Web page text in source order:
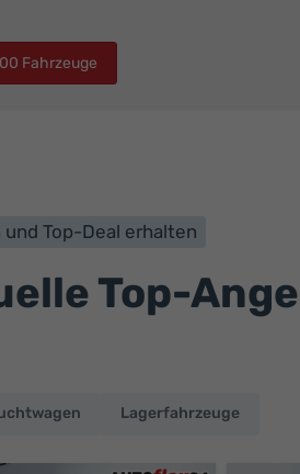
Fahrzeuge
Top-Deal erhalten
Top-
Lagerfahrzeuge